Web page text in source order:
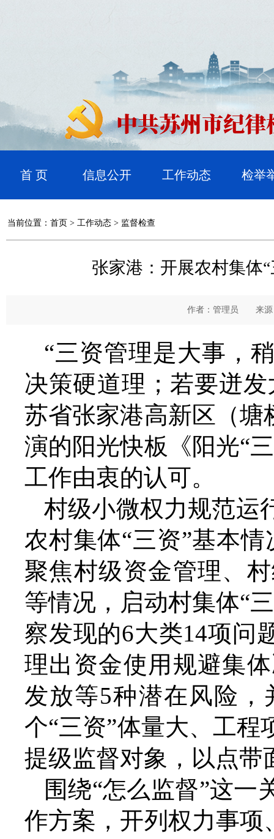
首 页 信息公开 工作动态 检举
当前位置： 首页 > 工作动态 > 监督检查
张家港：开展农村集体
作者：管理员 来源
“三资管理是大事，
决策硬道理；若要迸
苏省张家港高新区（塘
演的阳光快板《阳光“
工作由衷的认可。
村级小微权力规范运
农村集体“三资”基本
聚焦村级资金管理、
等情况，启动村集体“
察发现的6大类14项问
理出资金使用规避集
发放等5种潜在风险
个“三资”体量大、工
提级监督对象，以点带
围绕“怎么监督”这
作方案，开列权力事项